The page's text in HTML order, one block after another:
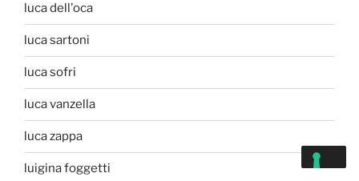
luca dell'oca
luca sartoni
luca sofri
luca vanzella
luca zappa
luigina foggetti